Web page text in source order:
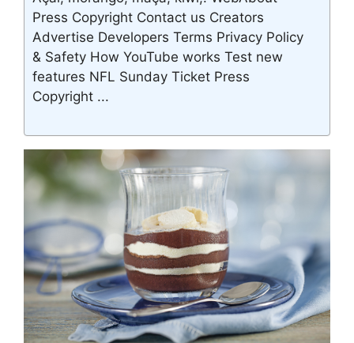
Press Copyright Contact us Creators
Advertise Developers Terms Privacy Policy
& Safety How YouTube works Test new
features NFL Sunday Ticket Press
Copyright ...